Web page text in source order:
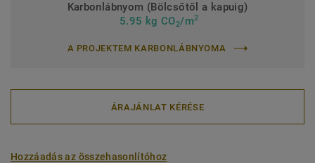
Karbonlábnyom (Bölcsőtől a kapuig)
5.95 kg CO2/m2
A PROJEKTEM KARBONLÁBNYOMA
ÁRAJÁNLAT KÉRÉSE
Hozzáadás az összehasonlítóhoz